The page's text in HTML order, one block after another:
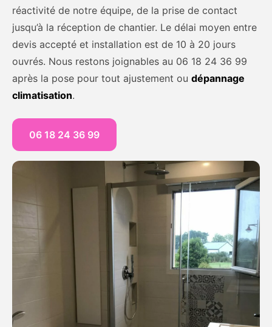
réactivité de notre équipe, de la prise de contact
jusqu’à la réception de chantier. Le délai moyen entre
devis accepté et installation est de 10 à 20 jours
ouvrés. Nous restons joignables au 06 18 24 36 99
après la pose pour tout ajustement ou dépannage
climatisation.
06 18 24 36 99